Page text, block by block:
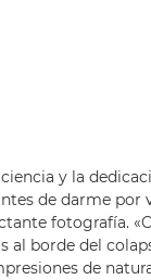
y la
de darme por
fotografía.
al borde del
de